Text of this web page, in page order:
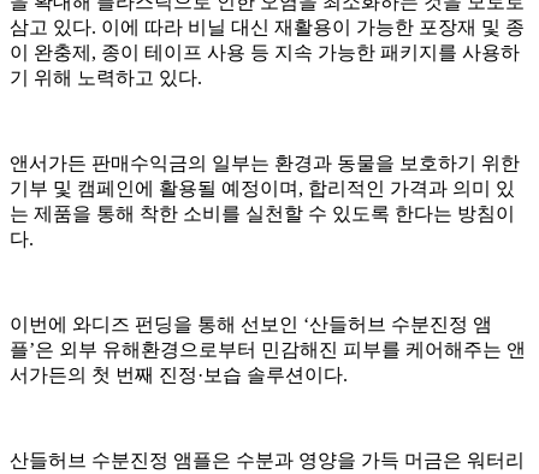
삼고 있다. 이에 따라 비닐 대신 재활용이 가능한 포장재 및 종
이 완충제, 종이 테이프 사용 등 지속 가능한 패키지를 사용하
기 위해 노력하고 있다.
앤서가든 판매수익금의 일부는 환경과 동물을 보호하기 위한
기부 및 캠페인에 활용될 예정이며, 합리적인 가격과 의미 있
는 제품을 통해 착한 소비를 실천할 수 있도록 한다는 방침이
다.
이번에 와디즈 펀딩을 통해 선보인 ‘산들허브 수분진정 앰
플’은 외부 유해환경으로부터 민감해진 피부를 케어해주는 앤
서가든의 첫 번째 진정·보습 솔루션이다.
산들허브 수분진정 앰플은 수분과 영양을 가득 머금은 워터리